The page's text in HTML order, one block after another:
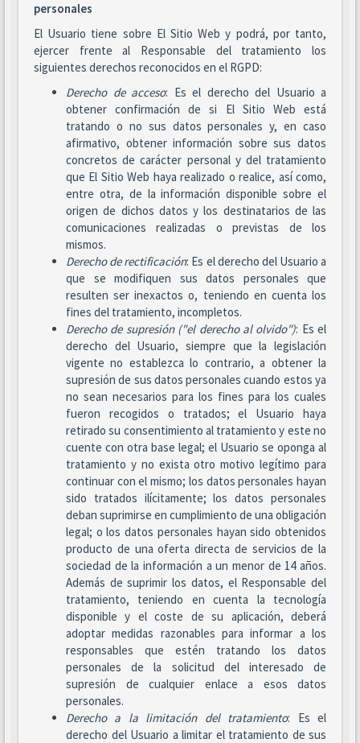
personales
El Usuario tiene sobre El Sitio Web y podrá, por tanto,
ejercer frente al Responsable del tratamiento los
siguientes derechos reconocidos en el RGPD:
Derecho de acceso: Es el derecho del Usuario a
obtener confirmación de si El Sitio Web está
tratando o no sus datos personales y, en caso
afirmativo, obtener información sobre sus datos
concretos de carácter personal y del tratamiento
que El Sitio Web haya realizado o realice, así como,
entre otra, de la información disponible sobre el
origen de dichos datos y los destinatarios de las
comunicaciones realizadas o previstas de los
mismos.
Derecho de rectificación: Es el derecho del Usuario a
que se modifiquen sus datos personales que
resulten ser inexactos o, teniendo en cuenta los
fines del tratamiento, incompletos.
Derecho de supresión ("el derecho al olvido"): Es el
derecho del Usuario, siempre que la legislación
vigente no establezca lo contrario, a obtener la
supresión de sus datos personales cuando estos ya
no sean necesarios para los fines para los cuales
fueron recogidos o tratados; el Usuario haya
retirado su consentimiento al tratamiento y este no
cuente con otra base legal; el Usuario se oponga al
tratamiento y no exista otro motivo legítimo para
continuar con el mismo; los datos personales hayan
sido tratados ilícitamente; los datos personales
deban suprimirse en cumplimiento de una obligación
legal; o los datos personales hayan sido obtenidos
producto de una oferta directa de servicios de la
sociedad de la información a un menor de 14 años.
Además de suprimir los datos, el Responsable del
tratamiento, teniendo en cuenta la tecnología
disponible y el coste de su aplicación, deberá
adoptar medidas razonables para informar a los
responsables que estén tratando los datos
personales de la solicitud del interesado de
supresión de cualquier enlace a esos datos
personales.
Derecho a la limitación del tratamiento: Es el
derecho del Usuario a limitar el tratamiento de sus